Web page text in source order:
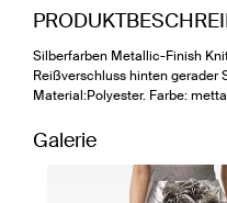
Silberfarben Metallic-Finish
Reißverschluss hinten gerader
Material:Polyester. Farbe:
Galerie